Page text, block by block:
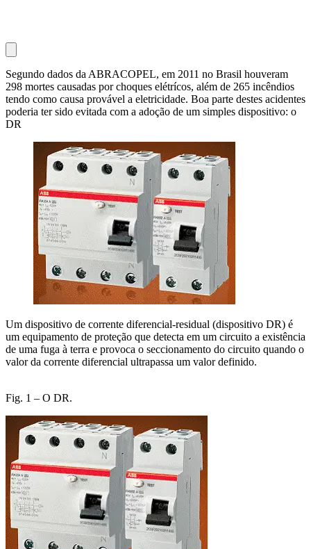
Segundo dados da ABRACOPEL, em 2011 no Brasil houveram
298 mortes causadas por choques elétrícos, além de 265 incêndios
tendo como causa provável a eletricidade. Boa parte destes acidentes
poderia ter sido evitada com a adoção de um simples dispositivo: o
DR
Um dispositivo de corrente diferencial-residual (dispositivo DR) é
um equipamento de proteção que detecta em um circuito a existência
de uma fuga à terra e provoca o seccionamento do circuito quando o
valor da corrente diferencial ultrapassa um valor definido.
Fig. 1 – O DR.